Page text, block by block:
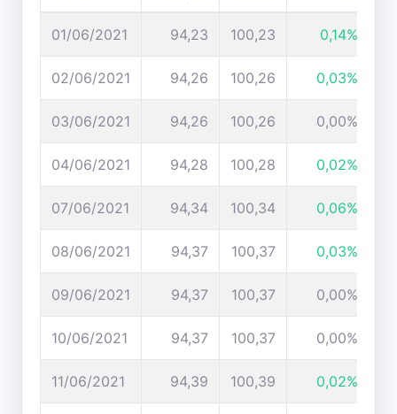
01/06/2021 94,23 100,23 0,14%
02/06/2021 94,26 100,26 0,03%
03/06/2021 94,26 100,26 0,00%
04/06/2021 94,28 100,28 0,02%
07/06/2021 94,34 100,34 0,06%
08/06/2021 94,37 100,37 0,03%
09/06/2021 94,37 100,37 0,00%
10/06/2021 94,37 100,37 0,00%
11/06/2021 94,39 100,39 0,02%